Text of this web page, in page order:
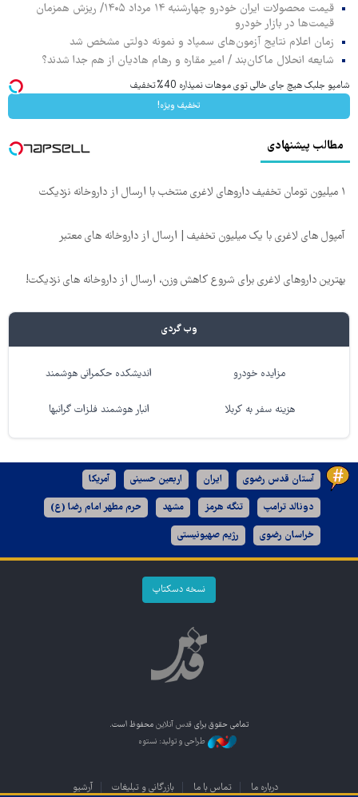
قیمت محصولات ایران خودرو چهارشنبه ۱۴ مرداد ۱۴۰۵/ ریزش همزمان
قیمت‌ها در بازار خودرو
زمان اعلام نتایج آزمون‌های سمپاد و نمونه دولتی مشخص شد
شایعه انحلال ماکان‌بند / امیر مقاره و رهام هادیان از هم جدا شدند؟
شامپو جلبک هیچ جای خالی توی موهات نمیذاره 40%تخفیف
تخفیف ویژه!
مطالب پیشنهادی
۱ میلیون تومان تخفیف داروهای لاغری منتخب با ارسال از داروخانه نزدیکت
آمپول های لاغری با یک میلیون تخفیف | ارسال از داروخانه های معتبر
بهترین داروهای لاغری برای شروع کاهش وزن، ارسال از داروخانه های نزدیکت!
وب گردی
مزایده خودرو اندیشکده حکمرانی هوشمند
هزینه سفر به کربلا انبار هوشمند فلزات گرانبها
آستان قدس رضوی ایران اربعین حسینی آمریکا
دونالد ترامپ تنگه هرمز مشهد حرم مطهر امام رضا (ع)
خراسان رضوی رژیم صهیونیستی
نسخه دسکتاپ
تمامی حقوق برای قدس آنلاین محفوظ است.
طراحی و تولید: نستوه
درباره ما تماس با ما بازرگانی و تبلیغات آرشیو